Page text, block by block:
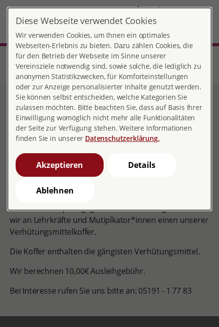
DE
Start Niedersachsen
Beratungsstelle Soltau
Sexualpädagogisches Angebot
Verleih von sexualpädagogischen Materialien
Verleih von
sexualpädagogischen
Materialien
Für Ihre sexualpädagogische Veranstaltung verleihen
wir an Lehrkräfte und Mutiplkator*innen einen unserer
Verhütungsmittelkoffer.
Die Koffer enthalten die gängisten Verhütungsmittel.
Wir berechnen 10,00€ Ausleihgebühr.
Bei Interesse rufen Sie uns bitte an: 05191 - 1 77 83
Diese Webseite verwendet Cookies
Wir verwenden Cookies, um Ihnen ein optimales
Webseiten-Erlebnis zu bieten. Dazu zählen Cookies, die
für den Betrieb der Webseite im Sinne unserer
Vereinsziele notwendig sind, sowie solche, die lediglich zu
anonymen Statistikzwecken, für Komforteinstellungen
oder zur Anzeige personalisierter Inhalte genutzt werden.
Sie können selbst entscheiden, welche Kategorien Sie
zulassen möchten. Bitte beachten Sie, dass auf Basis Ihrer
Einwilligung womöglich nicht mehr alle Funktionalitäten
der Seite zur Verfügung stehen. Weitere Informationen
finden Sie in unserer Datenschutzerklärung.
Akzeptieren Details
Ablehnen